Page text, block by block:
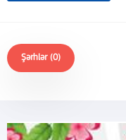
Şərhlər (0)